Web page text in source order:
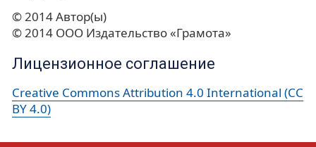
© 2014 Автор(ы)
© 2014 ООО Издательство «Грамота»
Лицензионное соглашение
Creative Commons Attribution 4.0 International (CC
BY 4.0)